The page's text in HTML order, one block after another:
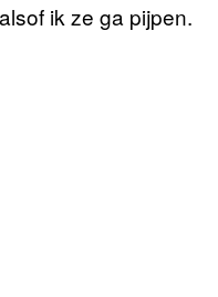
ik ze ga pijpen.